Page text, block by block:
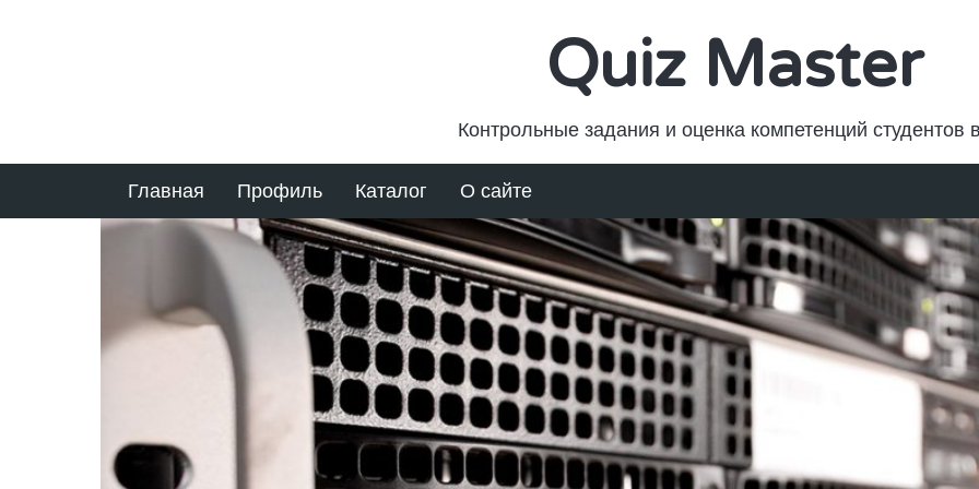
Quiz Master
Контрольные задания и оценка компетенций студентов
Главная Профиль Каталог О сайте